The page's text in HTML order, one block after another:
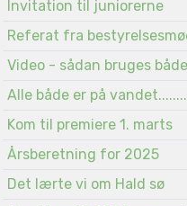
Invitation til juniorerne
Alle både er på vandet........
Kom til premiere 1. marts
Årsberetning for 2025
Det lærte vi om Hald sø